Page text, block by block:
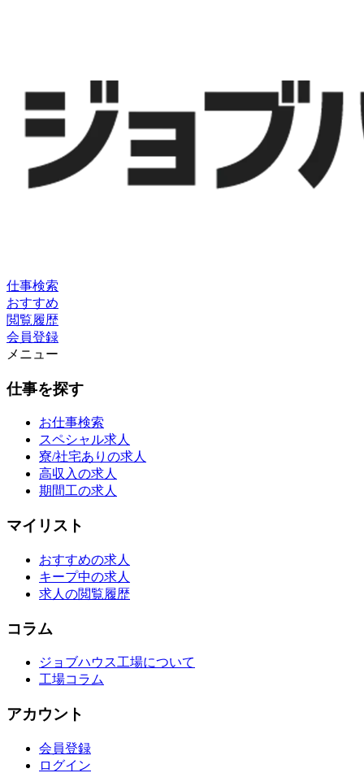
仕事検索
おすすめ
閲覧履歴
会員登録
メニュー
仕事を探す
お仕事検索
スペシャル求人
寮/社宅ありの求人
高収入の求人
期間工の求人
マイリスト
おすすめの求人
キープ中の求人
求人の閲覧履歴
コラム
ジョブハウス工場について
工場コラム
アカウント
会員登録
ログイン